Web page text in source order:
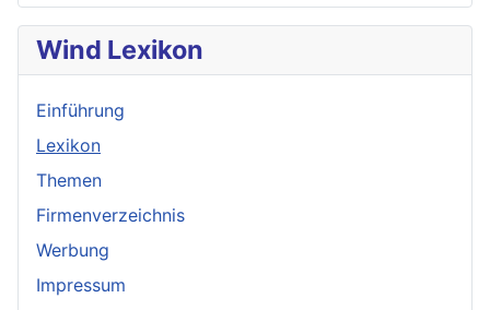
Wind Lexikon
Einführung
Lexikon
Themen
Firmenverzeichnis
Werbung
Impressum